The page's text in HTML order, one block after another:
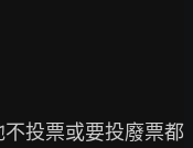
投票或要投廢票都